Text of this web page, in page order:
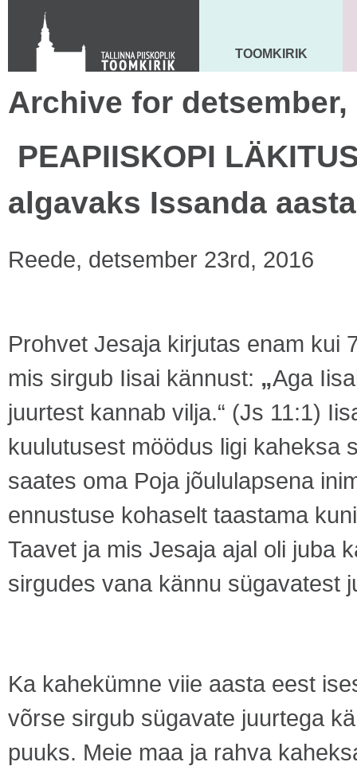
KONTAKT
Toom-Kooli 6, 10130 TALLINN
tallinna.toom@eelk.ee
MAARJA KIRIK
TOOMKIRIK
Archive for detsember,
PEAPIISKOPI
algavaks Issanda
Reede, detsember 23rd, 2016
Prohvet Jesaja kirjutas enam kui
mis sirgub Iisai kännust: „Aga
juurtest kannab vilja.“ (Js 11:1)
kuulutusest möödus ligi kaheksa
saates oma Poja jõululapsena
ennustuse kohaselt taastama
Taavet ja mis Jesaja ajal oli juba
sirgudes vana kännu sügavatest
Ka kahekümne viie aasta eest
võrse sirgub sügavate juurtega
puuks. Meie maa ja rahva